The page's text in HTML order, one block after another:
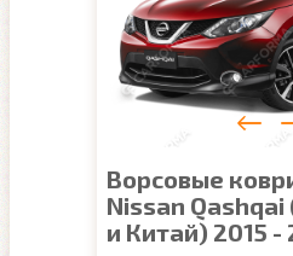
Ворсовые
Nissan Qashqai
и Китай) 2015 -